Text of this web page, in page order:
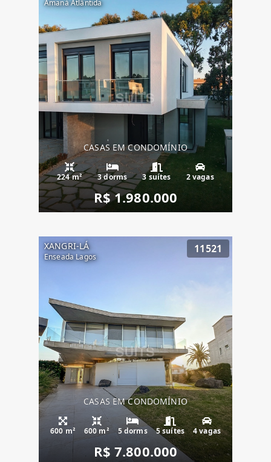
Amaná Atlântida
CASAS EM CONDOMÍNIO
224 m² 3 dorms 3 suítes 2 vagas
R$ 1.980.000
XANGRI-LÁ
Enseada Lagos
11521
CASAS EM CONDOMÍNIO
600 m² 600 m² 5 dorms 5 suítes 4 vagas
R$ 7.800.000